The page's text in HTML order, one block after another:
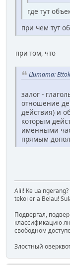
где тут
при чем тут
при том, что
Цитата:
залог -
отношение
действия) и
которым
именными
прямым
Alii! Ke ua
tekoi er a Belau!
Подвергал,
классификацию
свободном
Злостный